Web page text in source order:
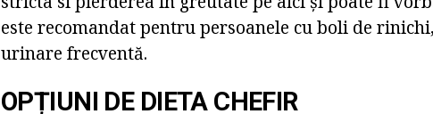
este recomandat pentru persoanele cu boli de
urinare frecventă.
OPȚIUNI DE DIETA CHEFIR